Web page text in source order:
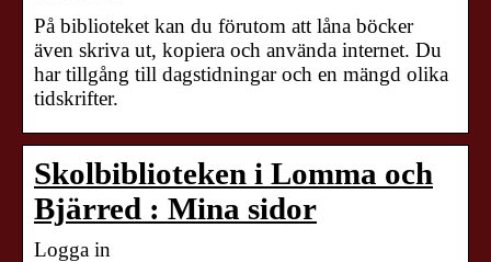
På biblioteket kan du förutom att låna böcker
även skriva ut, kopiera och använda internet. Du
har tillgång till dagstidningar och en mängd olika
tidskrifter.
Skolbiblioteken i Lomma och
Bjärred : Mina sidor
Logga in